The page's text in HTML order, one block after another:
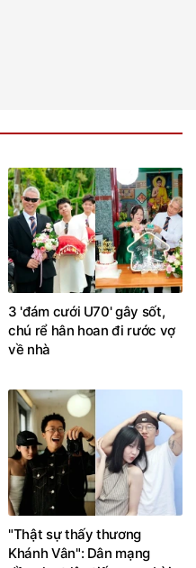
3 'đám cưới U70' gây sốt,
chú rể hân hoan đi rước vợ
về nhà
"Thật sự thấy thương
Khánh Vân": Dân mạng